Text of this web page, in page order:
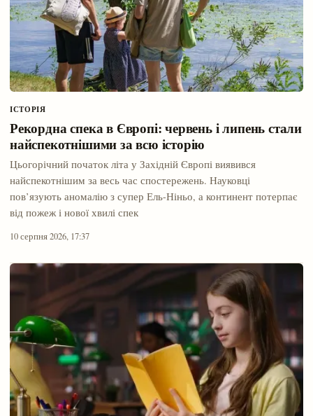
ІСТОРІЯ
Рекордна спека в Європі: червень і липень стали
найспекотнішими за всю історію
Цьогорічний початок літа у Західній Європі виявився
найспекотнішим за весь час спостережень. Науковці
пов’язують аномалію з супер Ель-Ніньо, а континент потерпає
від пожеж і нової хвилі спек
10 серпня 2026, 17:37